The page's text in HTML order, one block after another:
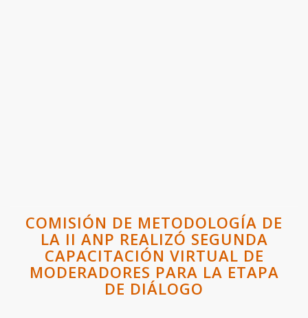
COMISIÓN DE METODOLOGÍA DE
LA II ANP REALIZÓ SEGUNDA
CAPACITACIÓN VIRTUAL DE
MODERADORES PARA LA ETAPA
DE DIÁLOGO